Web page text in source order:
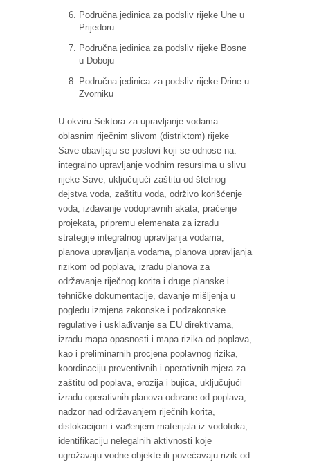
Područna jedinica za podsliv rijeke Une u
Prijedoru
Područna jedinica za podsliv rijeke Bosne
u Doboju
Područna jedinica za podsliv rijeke Drine u
Zvorniku
U okviru Sektora za upravljanje vodama
oblasnim riječnim slivom (distriktom) rijeke
Save obavljaju se poslovi koji se odnose na:
integralno upravljanje vodnim resursima u slivu
rijeke Save, uključujući zaštitu od štetnog
dejstva voda, zaštitu voda, održivo korišćenje
voda, izdavanje vodopravnih akata, praćenje
projekata, pripremu elemenata za izradu
strategije integralnog upravljanja vodama,
planova upravljanja vodama, planova upravljanja
rizikom od poplava, izradu planova za
održavanje riječnog korita i druge planske i
tehničke dokumentacije, davanje mišljenja u
pogledu izmjena zakonske i podzakonske
regulative i usklađivanje sa EU direktivama,
izradu mapa opasnosti i mapa rizika od poplava,
kao i preliminarnih procjena poplavnog rizika,
koordinaciju preventivnih i operativnih mjera za
zaštitu od poplava, erozija i bujica, uključujući
izradu operativnih planova odbrane od poplava,
nadzor nad održavanjem riječnih korita,
dislokacijom i vađenjem materijala iz vodotoka,
identifikaciju nelegalnih aktivnosti koje
ugrožavaju vodne objekte ili povećavaju rizik od